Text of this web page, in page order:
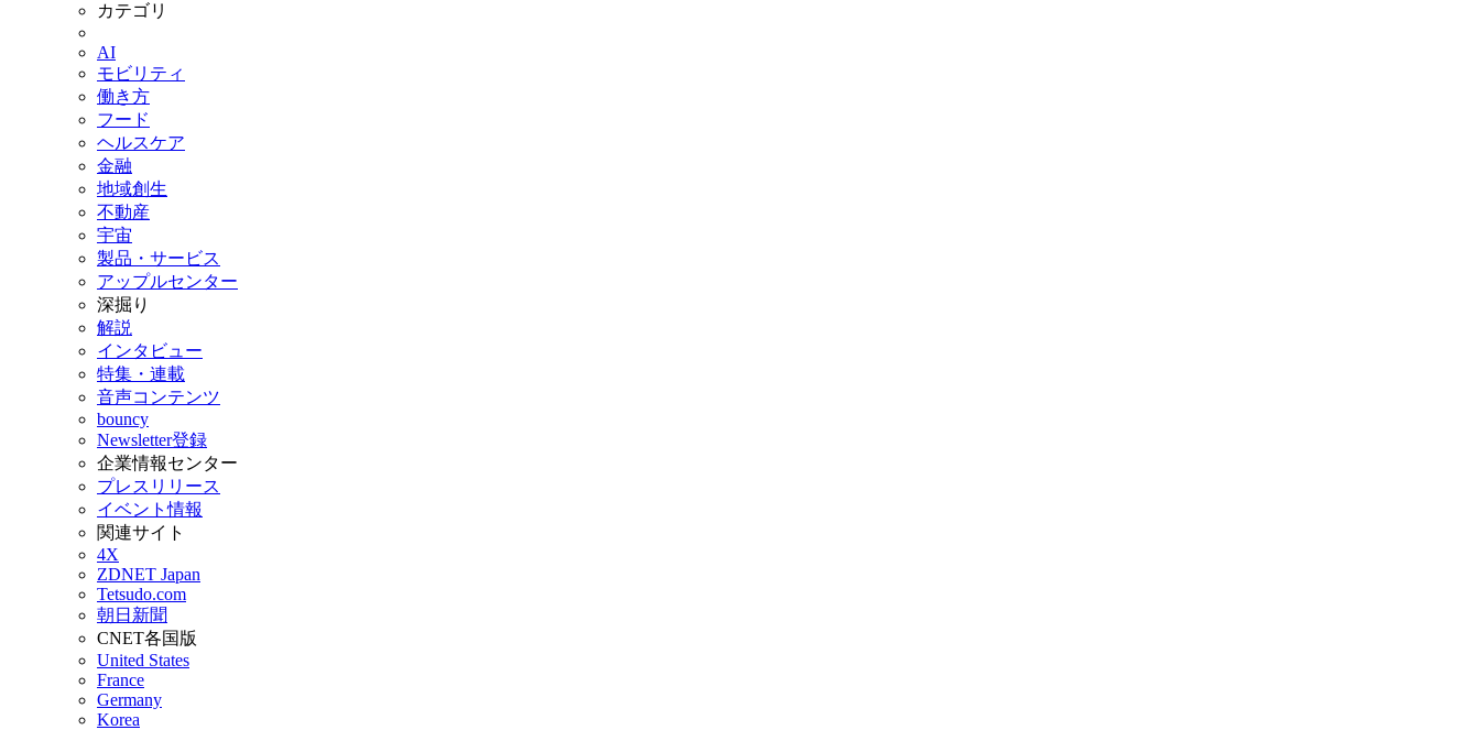
カテゴリ
AI
モビリティ
働き方
フード
ヘルスケア
金融
地域創生
不動産
宇宙
製品・サービス
アップルセンター
深掘り
解説
インタビュー
特集・連載
音声コンテンツ
bouncy
Newsletter登録
企業情報センター
プレスリリース
イベント情報
関連サイト
4X
ZDNET Japan
Tetsudo.com
朝日新聞
CNET各国版
United States
France
Germany
Korea